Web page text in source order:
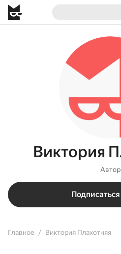
Виктория
Автор
Подписаться
Главное Виктория Плахотняя